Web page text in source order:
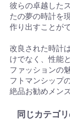
彼らの卓越した
たの夢の時計を
作り出すことが
改良された時計
けでなく、性能
ファッションの
フトマンシップ
絶品お勧めメン
同じカテゴ